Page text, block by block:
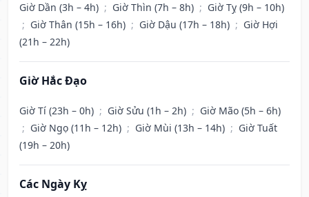
Giờ Dần (3h – 4h) ; Giờ Thìn (7h – 8h) ; Giờ Tỵ (9h – 10h)
; Giờ Thân (15h – 16h) ; Giờ Dậu (17h – 18h) ; Giờ Hợi
(21h – 22h)
Giờ Hắc Đạo
Giờ Tí (23h – 0h) ; Giờ Sửu (1h – 2h) ; Giờ Mão (5h – 6h)
; Giờ Ngọ (11h – 12h) ; Giờ Mùi (13h – 14h) ; Giờ Tuất
(19h – 20h)
Các Ngày Kỵ